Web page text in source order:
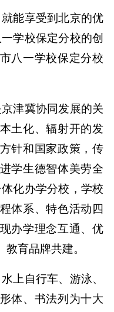
能享受到北京的优
学校保定分校的创
八一学校保定分校
津冀协同发展的关
土化、辐射开的发
针和国家政策，传
学生德智体美劳全
化办学分校，学校
体系、特色活动四
办学理念互通、优
育品牌共建。
上自行车、游泳、
体、书法列为十大